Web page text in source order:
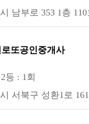
남부로 353 1층
또공인중개사
등 : 1회
서북구 성환1로